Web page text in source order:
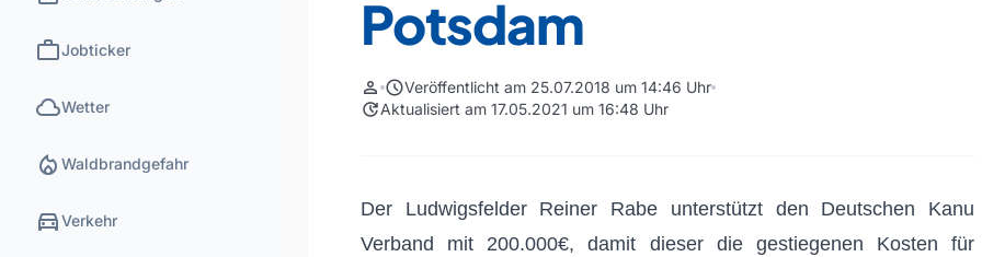
workJobticker
cloudWetter
local_fire_department Waldbrandgefahr
directions_carVerkehr
Potsdam
person scheduleVeröffentlicht am 25.07.2018 um 14:46 Uhr
updateAktualisiert am 17.05.2021 um 16:48 Uhr
Der Ludwigsfelder Reiner Rabe unterstützt den Deutschen Kanu
Verband mit 200.000€, damit dieser die gestiegenen Kosten für